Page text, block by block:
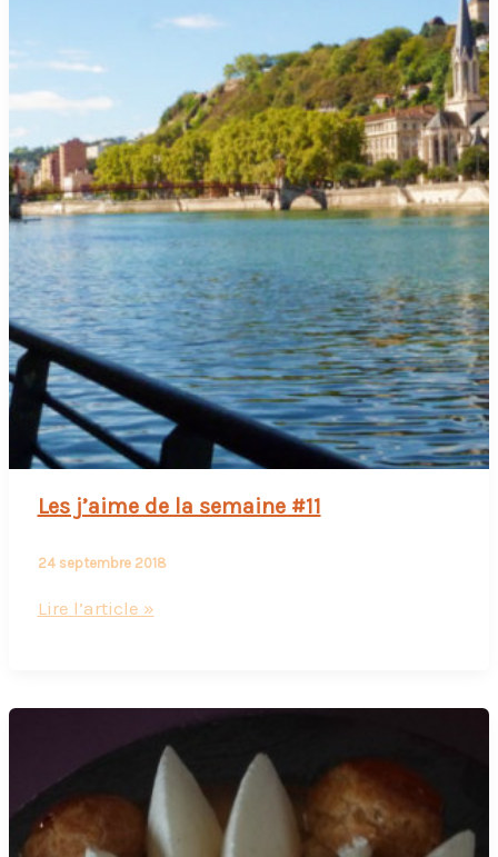
Les j’aime de la semaine #11
24 septembre 2018
Les
Lire l’article »